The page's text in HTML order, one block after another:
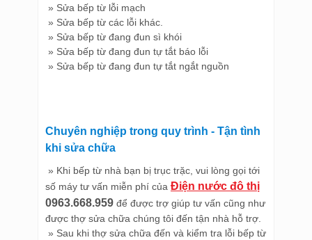
» Sửa bếp từ lỗi mạch
» Sửa bếp từ các lỗi khác.
» Sửa bếp từ đang đun sì khói
» Sửa bếp từ đang đun tự tắt báo lỗi
» Sửa bếp từ đang đun tự tắt ngắt nguồn
Chuyên nghiệp trong quy trình - Tận tình
khi sửa chữa
» Khi bếp từ nhà bạn bị trục trặc, vui lòng gọi tới
số máy tư vấn miễn phí của Điện nước đô thị
0963.668.959 để được trợ giúp tư vấn cũng như
được thợ sửa chữa chúng tôi đến tận nhà hỗ trợ.
» Sau khi thợ sửa chữa đến và kiểm tra lỗi bếp từ